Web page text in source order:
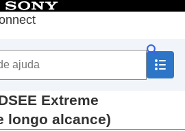
Índice
| Headphones Connect”
guia [Status]
na guia [Som]
de som
Extreme
longo alcance)